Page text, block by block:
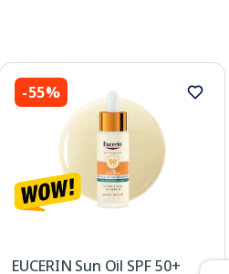
-55%
EUCERIN Sun Oil SPF 50+